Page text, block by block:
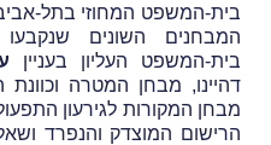
בית-המשפט המחוזי בתל-
המבחנים השונים
בית-המשפט העליון בעניין
דהיינו, מבחן המטרה
מבחן המקורות לגירעון
הרישום המוצדק והנפרד